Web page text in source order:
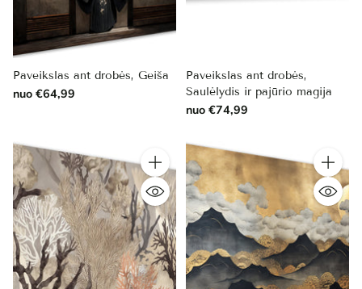
Paveikslas ant drobės, Geiša
nuo €64,99
Paveikslas ant drobės,
Saulėlydis ir pajūrio magija
nuo €74,99
Kiekis Kiekis